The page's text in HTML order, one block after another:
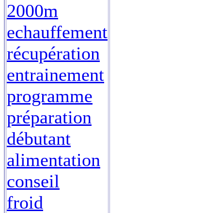
2000m
echauffement
récupération
entrainement
programme
préparation
débutant
alimentation
conseil
froid